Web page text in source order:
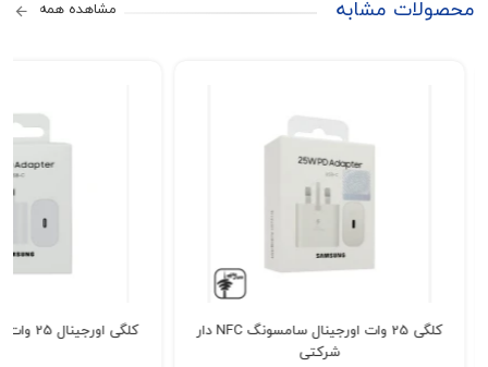
مشابه مشاهده همه
کلگی 25 وات اورجینال سامسونگ NFC دار
کلگی اورجینال 25 وات سامسونگ شرکتی